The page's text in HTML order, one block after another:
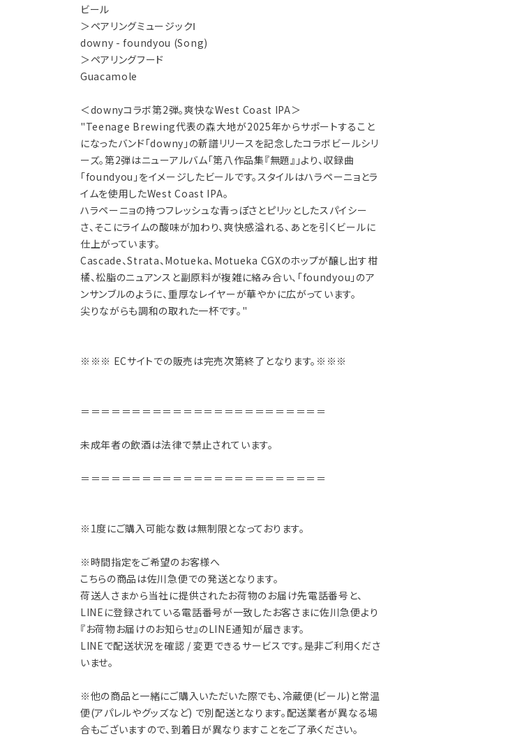
ビール
＞ペアリングミュージックⅠ
downy - foundyou (Song)
＞ペアリングフード
Guacamole
＜downyコラボ第2弾。爽快なWest Coast IPA＞
"Teenage Brewing代表の森大地が2025年からサポートすること
になったバンド「downy」の新譜リリースを記念したコラボビールシリ
ーズ。第2弾はニューアルバム「第八作品集『無題』」より、収録曲
「foundyou」をイメージしたビールです。スタイルはハラペーニョとラ
イムを使用したWest Coast IPA。
ハラペーニョの持つフレッシュな青っぽさとピリッとしたスパイシー
さ、そこにライムの酸味が加わり、爽快感溢れる、あとを引くビールに
仕上がっています。
Cascade、Strata、Motueka、Motueka CGXのホップが醸し出す柑
橘、松脂のニュアンスと副原料が複雑に絡み合い、「foundyou」のア
ンサンブルのように、重厚なレイヤーが華やかに広がっています。
尖りながらも調和の取れた一杯です。"
※※※ ECサイトでの販売は完売次第終了となります。※※※
＝＝＝＝＝＝＝＝＝＝＝＝＝＝＝＝＝＝＝＝＝＝＝＝
未成年者の飲酒は法律で禁止されています。
＝＝＝＝＝＝＝＝＝＝＝＝＝＝＝＝＝＝＝＝＝＝＝＝
※1度にご購入可能な数は無制限となっております。
※時間指定をご希望のお客様へ
こちらの商品は佐川急便での発送となります。
荷送人さまから当社に提供されたお荷物のお届け先電話番号と、
LINEに登録されている電話番号が一致したお客さまに佐川急便より
『お荷物お届けのお知らせ』のLINE通知が届きます。
LINEで配送状況を確認 / 変更できるサービスです。是非ご利用くださ
いませ。
※他の商品と一緒にご購入いただいた際でも、冷蔵便(ビール)と常温
便(アパレルやグッズなど) で別配送となります。配送業者が異なる場
合もございますので、到着日が異なりますことをご了承ください。